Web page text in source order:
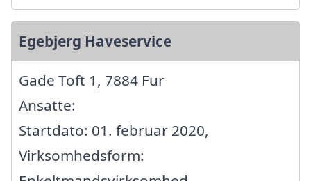
Egebjerg Haveservice
Gade Toft 1, 7884 Fur
Ansatte:
Startdato: 01. februar 2020,
Virksomhedsform: